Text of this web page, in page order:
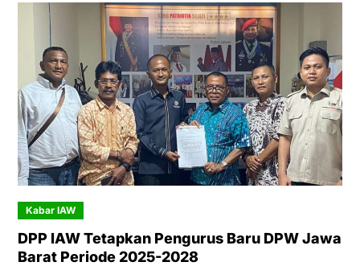
Kabar IAW
DPP IAW Tetapkan Pengurus Baru DPW Jawa
Barat Periode 2025-2028